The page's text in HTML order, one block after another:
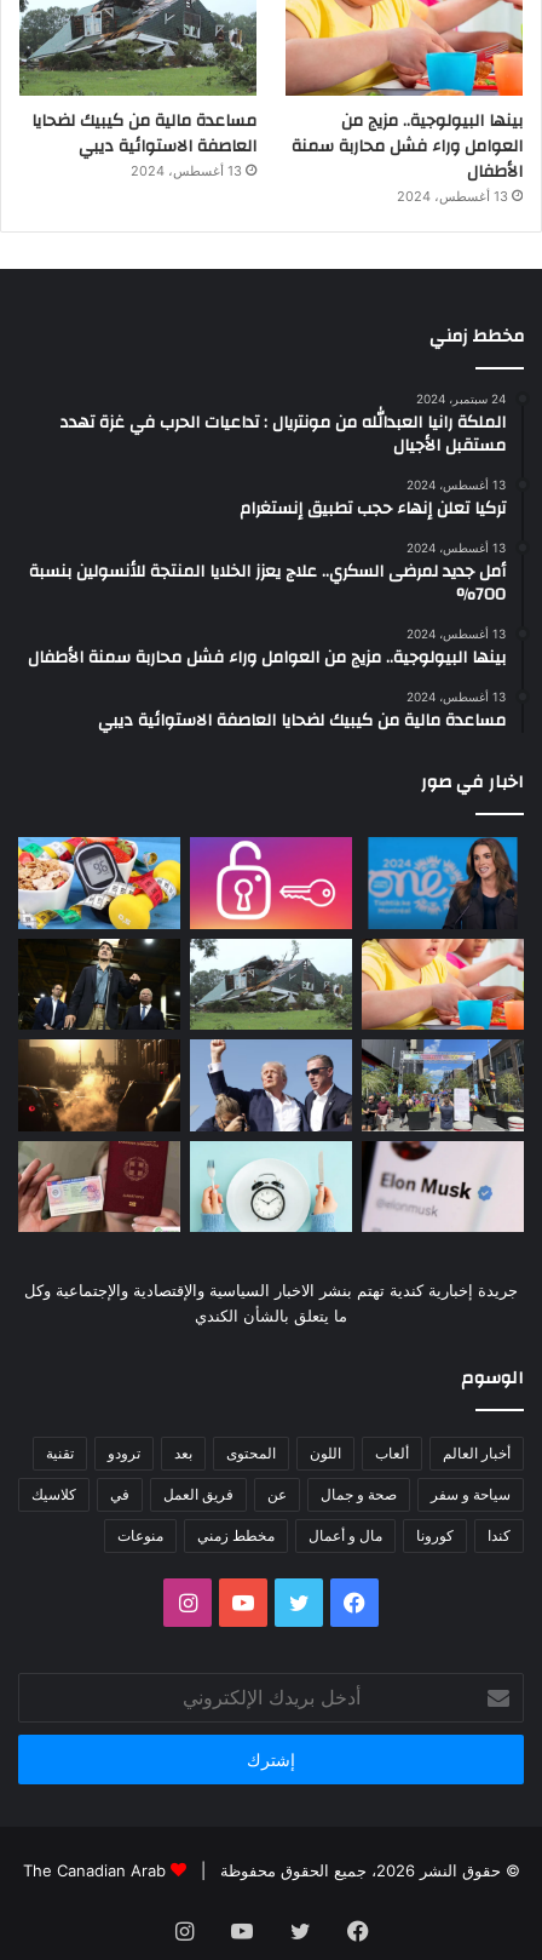
بينها البيولوجية.. مزيج من
العوامل وراء فشل محاربة سمنة
الأطفال
13 أغسطس، 2024
مساعدة مالية من كيبيك لضحايا
العاصفة الاستوائية ديبي
13 أغسطس، 2024
مخطط زمني
24 سبتمبر، 2024
الملكة رانيا العبدالله من مونتريال : تداعيات الحرب في غزة تهدد
مستقبل الأجيال
13 أغسطس، 2024
تركيا تعلن إنهاء حجب تطبيق إنستغرام
13 أغسطس، 2024
أمل جديد لمرضى السكري.. علاج يعزز الخلايا المنتجة للأنسولين بنسبة
700%
13 أغسطس، 2024
بينها البيولوجية.. مزيج من العوامل وراء فشل محاربة سمنة الأطفال
13 أغسطس، 2024
مساعدة مالية من كيبيك لضحايا العاصفة الاستوائية ديبي
اخبار في صور
جريدة إخبارية كندية تهتم بنشر الاخبار السياسية والإقتصادية والإجتماعية وكل
ما يتعلق بالشأن الكندي
الوسوم
أخبار العالم ألعاب اللون المحتوى بعد ترودو تقنية
سياحة و سفر صحة و جمال عن فريق العمل في كلاسيك
كندا كورونا مال و أعمال مخطط زمني منوعات
فيسبوك تويتر يوتيوبانستقرام
بريدك
الإلكتروني
© حقوق النشر 2026، جميع الحقوق محفوظة | The Canadian Arab
فيسبوك تويتر يوتيوبانستقرام